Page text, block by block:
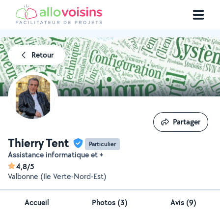
Retour
Thierry Tent Particulier
Assistance informatique et +
4,8/5
Valbonne (Ile Verte-Nord-Est)
Partager
Partager
Accueil Photos (3) Avis (9)